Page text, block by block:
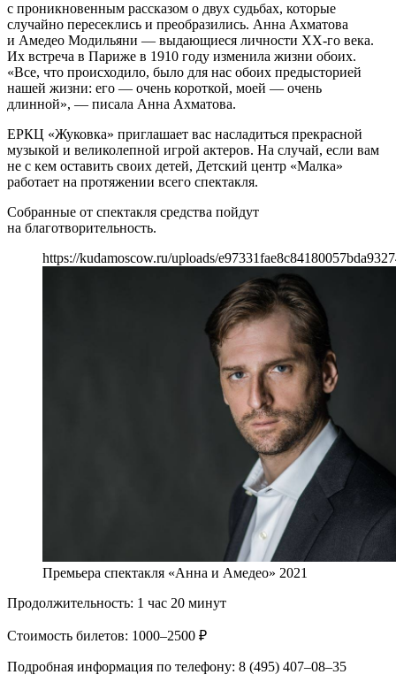
с проникновенным рассказом о двух судьбах, которые
случайно пересеклись и преобразились. Анна Ахматова
и Амедео Модильяни — выдающиеся личности XX-го века.
Их встреча в Париже в 1910 году изменила жизни обоих.
«Все, что происходило, было для нас обоих предысторией
нашей жизни: его — очень короткой, моей — очень
длинной», — писала Анна Ахматова.
ЕРКЦ «Жуковка» приглашает вас насладиться прекрасной
музыкой и великолепной игрой актеров. На случай, если вам
не с кем оставить своих детей, Детский центр «Малка»
работает на протяжении всего спектакля.
Собранные от спектакля средства пойдут
на благотворительность.
https://kudamoscow.ru/uploads/
Премьера спектакля «Анна и Амедео» 2021
Продолжительность: 1 час 20 минут
Стоимость билетов: 1000–2500 ₽
Подробная информация по телефону: 8 (495) 407–08–35